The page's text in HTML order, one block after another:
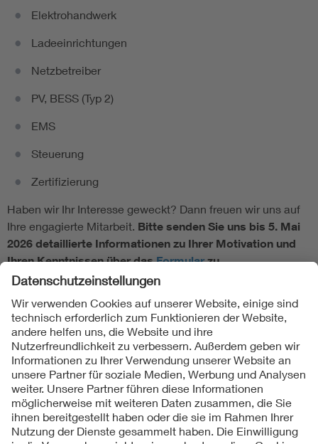
Elektrohandwerk
Ladeeinrichtungen
Netzbetreiber
PV, BESS (Typ 2)
EMS
Steuerung
Zertifizierung
Haben wir Ihr Interesse geweckt? Dann freuen wir uns auf
Ihre engagierte Mitarbeit. Bitte senden Sie uns bis 5. Mai
2026 detaillierte Informationen zu Ihrer Motivation und
Ihren Kenntnissen über dasFormularzu.
Folgen Sie uns